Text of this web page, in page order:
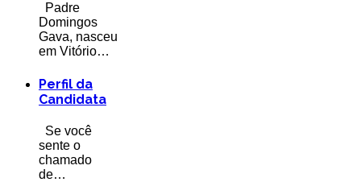
Padre
Domingos
Gava, nasceu
em Vitório…
Perfil da
Candidata
Se você
sente o
chamado
de…